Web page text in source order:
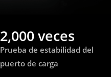
2,000 veces
Prueba de estabilidad del
puerto de carga